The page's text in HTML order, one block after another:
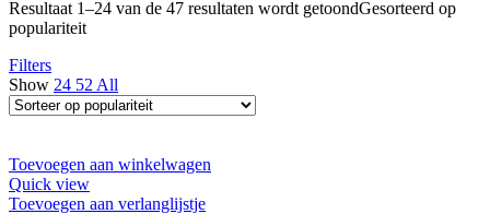
Resultaat 1–24 van de 47 resultaten wordt getoondGesorteerd op
populariteit
Filters
Show 24 52 All
Toevoegen aan winkelwagen
Quick view
Toevoegen aan verlanglijstje